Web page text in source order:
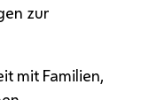
zur
mit Familien,